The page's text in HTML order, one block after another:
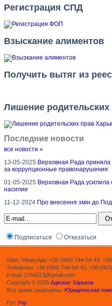
Регистрация СПД
Взыскание алиментов
Получить вытяг из
Лишение родительских
Последние новости
все новости »
13-05-2025 Верховная Рада приняла
за коррупционные правонарушения
01-05-2025 Верховная Рада усилила
насилие
11-12-2024 Про внесення змін до
Подписаться Отказаться
Viber, WhatsApp: +38 (066) 744-54-43,
Телефоны: +38 (066) 744-54-43, +38
e-mail: 3744313@gmail.com
Copyright © 2025 Адвокат Харьков
Все права защищены. Юридическая
Рус Укр